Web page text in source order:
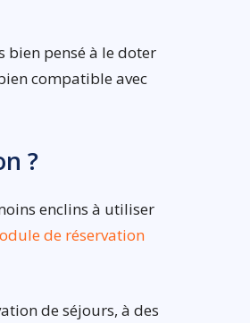
bien pensé à le doter
compatible avec
?
enclins à utiliser
de réservation
de séjours, à des